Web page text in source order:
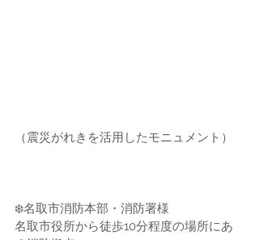
（震災がれきを活用したモニュメント）
❄️名取市消防本部・消防署様
名取市役所から徒歩10分程度の場所にあ